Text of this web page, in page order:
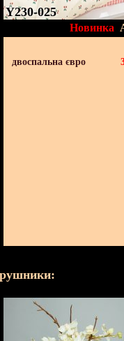
Y230-025
Новинка
двоспальна євро
рушники: